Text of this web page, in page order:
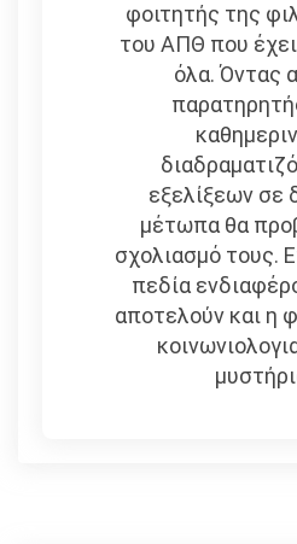
φοιτητής της
του ΑΠΘ που
όλα. Όντας
εξελίξεων σε
μέτωπα θα
σχολιασμό τους.
πεδία
αποτελούν και η